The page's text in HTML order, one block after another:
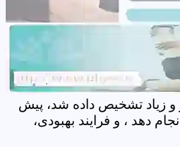
و زیاد تشخیص داده شد، پیش
دهد ، و فرایند بهبودی،